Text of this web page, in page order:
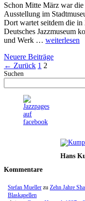
Schon Mitte März war
Ausstellung im
Dort wartet seitdem die in
Deutsches Jazzmuseum
und Werk … weiterlesen
Neuere Beiträge
← Zurück Seite
1 Seite
2
Suchen
Hans
Kommentare
Stefan Mueller zu Zehn Jahre
Blaskapellen